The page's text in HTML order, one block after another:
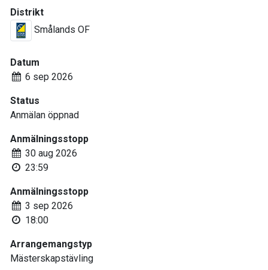
Distrikt
Smålands OF
Datum
6 sep 2026
Status
Anmälan öppnad
Anmälningsstopp
30 aug 2026
23:59
Anmälningsstopp
3 sep 2026
18:00
Arrangemangstyp
Mästerskapstävling